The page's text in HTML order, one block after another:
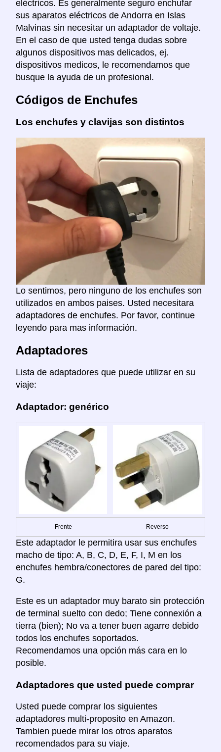
eléctricos. Es generalmente seguro enchufar
sus aparatos eléctricos de Andorra en Islas
Malvinas sin necesitar un adaptador de voltaje.
En el caso de que usted tenga dudas sobre
algunos dispositivos mas delicados, ej.
dispositivos medicos, le recomendamos que
busque la ayuda de un profesional.
Códigos de Enchufes
Los enchufes y clavijas son distintos
Lo sentimos, pero ninguno de los enchufes son
utilizados en ambos paises. Usted necesitara
adaptadores de enchufes. Por favor, continue
leyendo para mas información.
Adaptadores
Lista de adaptadores que puede utilizar en su
viaje:
Adaptador: genérico
Frente Reverso
Este adaptador le permitira usar sus enchufes
macho de tipo: A, B, C, D, E, F, I, M en los
enchufes hembra/conectores de pared del tipo:
G.
Este es un adaptador muy barato sin protección
de terminal suelto con dedo; Tiene connexión a
tierra (bien); No va a tener buen agarre debido
todos los enchufes soportados.
Recomendamos una opción más cara en lo
posible.
Adaptadores que usted puede comprar
Usted puede comprar los siguientes
adaptadores multi-proposito en Amazon.
Tambien puede mirar los otros aparatos
recomendados para su viaje.